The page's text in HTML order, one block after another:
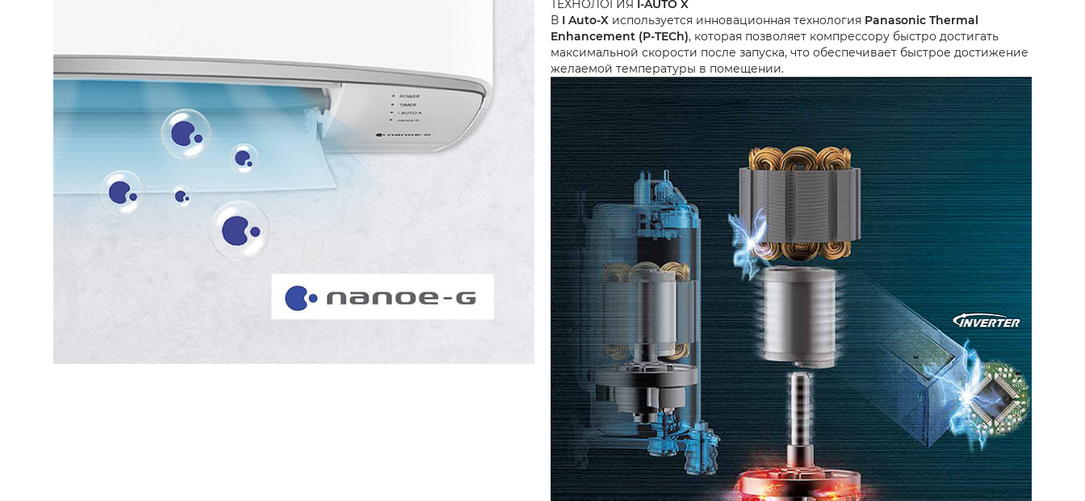
ТЕХНОЛОГИЯ I-AUTO X
В I Auto-X используется инновационная технология Panasonic Thermal
Enhancement (P-TECh), которая позволяет компрессору быстро достигать
максимальной скорости после запуска, что обеспечивает быстрое достижение
желаемой температуры в помещении.